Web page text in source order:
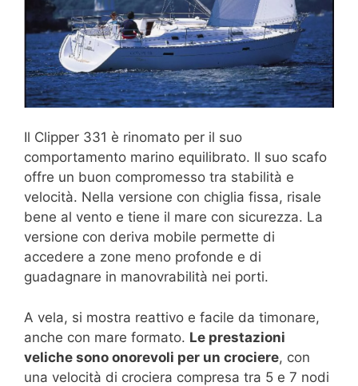
Il Clipper 331 è rinomato per il suo
comportamento marino equilibrato. Il suo scafo
offre un buon compromesso tra stabilità e
velocità. Nella versione con chiglia fissa, risale
bene al vento e tiene il mare con sicurezza. La
versione con deriva mobile permette di
accedere a zone meno profonde e di
guadagnare in manovrabilità nei porti.
A vela, si mostra reattivo e facile da timonare,
anche con mare formato. Le prestazioni
veliche sono onorevoli per un crociere, con
una velocità di crociera compresa tra 5 e 7 nodi